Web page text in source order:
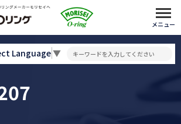
メニュー
Language▼